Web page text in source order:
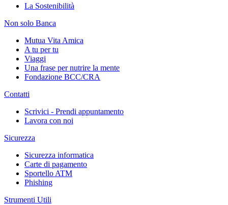
La Sostenibilità
Non solo Banca
Mutua Vita Amica
A tu per tu
Viaggi
Una frase per nutrire la mente
Fondazione BCC/CRA
Contatti
Scrivici - Prendi appuntamento
Lavora con noi
Sicurezza
Sicurezza informatica
Carte di pagamento
Sportello ATM
Phishing
Strumenti Utili